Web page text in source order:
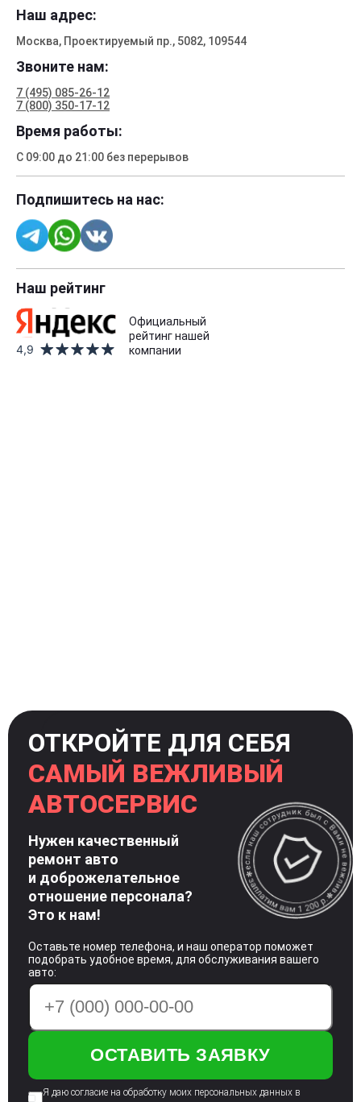
Наш адрес:
Москва, Проектируемый пр., 5082, 109544
Звоните нам:
7 (495) 085-26-12
7 (800) 350-17-12
Время работы:
С 09:00 до 21:00 без перерывов
Подпишитесь на нас:
Наш рейтинг
4,9
Официальный
рейтинг нашей
компании
ОТКРОЙТЕ ДЛЯ СЕБЯ
САМЫЙ ВЕЖЛИВЫЙ
АВТОСЕРВИС
Нужен качественный
ремонт авто
и доброжелательное
отношение персонала?
Это к нам!
Оставьте номер телефона, и наш оператор поможет
подобрать удобное время, для обслуживания вашего
авто:
Я даю согласие на обработку моих персональных данных в